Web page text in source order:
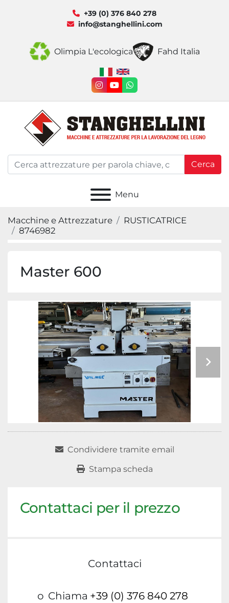
+39 (0) 376 840 278
info@stanghellini.com
Olimpia L'ecologica Fahd Italia
instagram
youtubewhatsapp
Cerca
Menu
Macchine e Attrezzature
RUSTICATRICE
8746982
Master 600
Condividere tramite email
Stampa scheda
Contattaci per il prezzo
Contattaci
o Chiama +39 (0) 376 840 278